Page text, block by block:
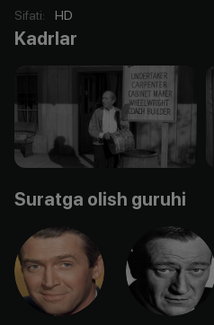
Sifati: HD
Kadrlar
Suratga olish guruhi